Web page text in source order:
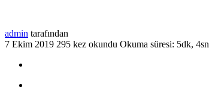
admin tarafından
7 Ekim 2019 295 kez okundu Okuma süresi: 5dk, 4sn